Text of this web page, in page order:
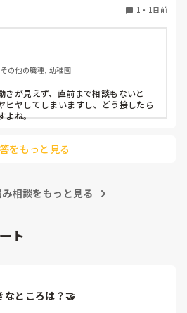
なくて
か、聞く必要性さえ感じないの
す。
1 ・ 1日前
の他の職種, 幼稚園
きが見えず、直前まで相談もないと
ヒヤしてしまいますし、どう接したら
よね。
惑かな」と抱え込んでいるケースがと
「困ってることない？」と具体的に声
確認の時間を取る」などルール化し
やすくなりますよ。一人で抱え込ま
をもっと見る
相談をもっと見る
ト